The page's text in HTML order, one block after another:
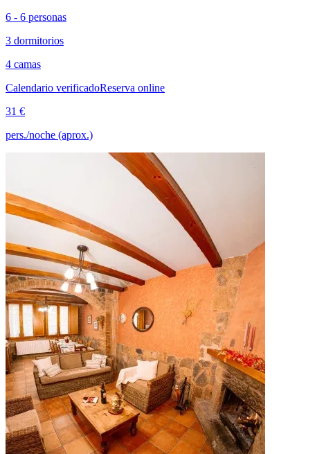
6 - 6 personas
3 dormitorios
4 camas
Calendario verificadoReserva online
31 €
pers./noche (aprox.)